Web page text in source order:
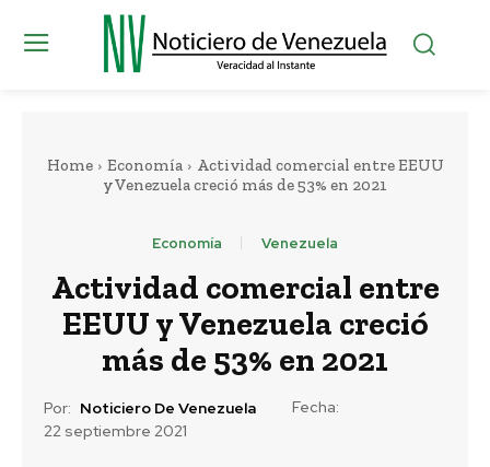
Home Economía
Actividad comercial entre EEUU
y Venezuela creció más de 53% en 2021
Economía Venezuela
Actividad comercial entre
EEUU y Venezuela creció
más de 53% en 2021
Por: Noticiero De Venezuela
Fecha:
22 septiembre 2021